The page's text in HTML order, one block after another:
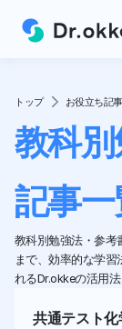
トップ お役立ち記事
教科
記事
教科別勉強法・参考
まで、効率的な学習
れるDr.okkeの活用法
共通テスト